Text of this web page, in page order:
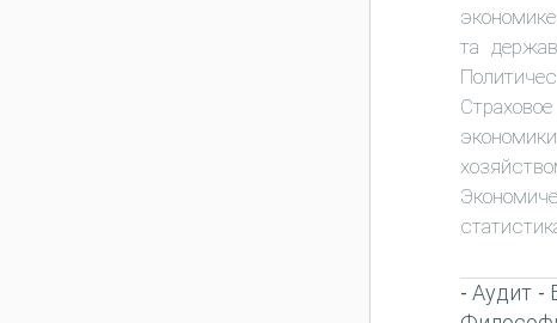
экономике
та
экономики
-Аудит -